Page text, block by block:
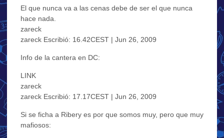
El que nunca va a las cenas debe de ser el que nunca
hace nada.
zareck
zareck Escribió: 16.42CEST | Jun 26, 2009
Info de la cantera en DC:
LINK
zareck
zareck Escribió: 17.17CEST | Jun 26, 2009
Si se ficha a Ribery es por que somos muy, pero que muy
mafiosos: